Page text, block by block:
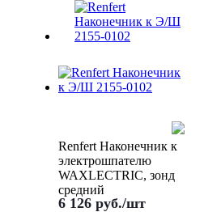
Renfert Наконечник к
электрошпателю
WAXLECTRIC, зонд
средний
6 126 руб./шт